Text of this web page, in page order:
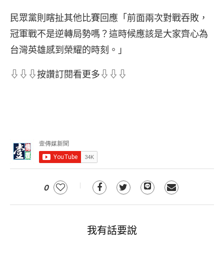
民眾黨則瞎扯其他比賽回應「前面兩次對戰吞敗，
冠軍戰不是逆轉局勢嗎？這時候應該是大家齊心為
台灣英雄感到榮耀的時刻。」
⇩⇩⇩按讚訂閱看更多⇩⇩⇩
0
我有話要說